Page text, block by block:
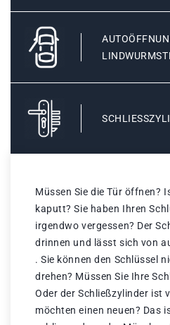
Müssen Sie die Tür öffnen?
kaputt? Sie haben Ihren
irgendwo vergessen? Der
drinnen und lässt sich von
. Sie können den Schlüssel
drehen? Müssen Sie Ihre
Oder der Schließzylinder ist
möchten einen neuen? Das